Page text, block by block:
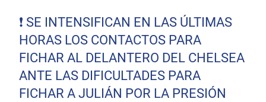
❗️ SE INTENSIFICAN EN LAS ÚLTIMAS
HORAS LOS CONTACTOS PARA
FICHAR AL DELANTERO DEL CHELSEA
ANTE LAS DIFICULTADES PARA
FICHAR A JULIÁN POR LA PRESIÓN